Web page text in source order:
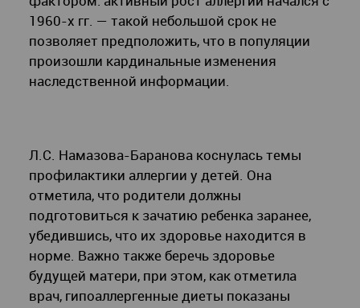
1960-х гг. — такой небольшой срок не
позволяет предположить, что в популяции
произошли кардинальные изменения
наследственной информации.
Л.С. Намазова-Баранова коснулась темы
профилактики аллергии у детей. Она
отметила, что родители должны
подготовиться к зачатию ребенка заранее,
убедившись, что их здоровье находится в
норме. Важно также беречь здоровье
будущей матери, при этом, как отметила
врач, гипоаллергенные диеты показаны